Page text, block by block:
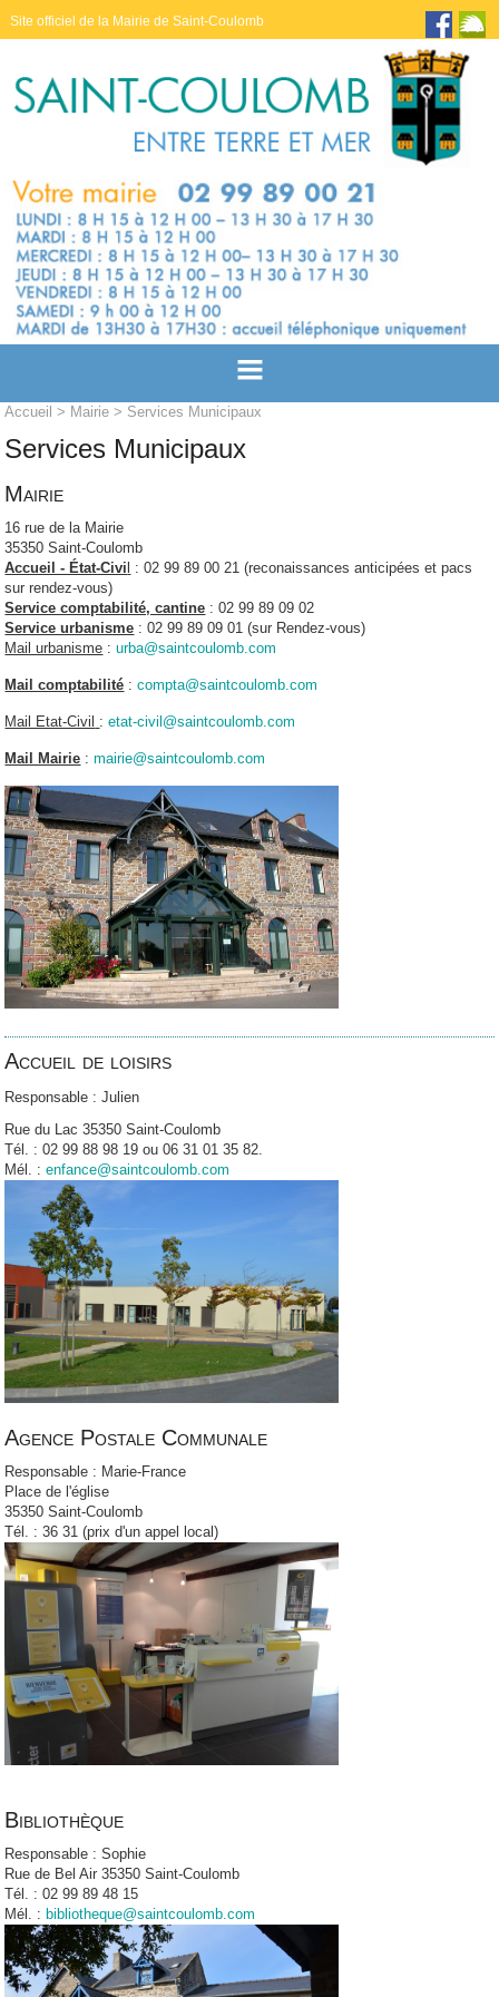
Site officiel de la Mairie de Saint-Coulomb
Accueil > Mairie > Services Municipaux
Services Municipaux
Mairie
16 rue de la Mairie
35350 Saint-Coulomb
Accueil - État-Civil : 02 99 89 00 21 (reconaissances anticipées et pacs
sur rendez-vous)
Service comptabilité, cantine : 02 99 89 09 02
Service urbanisme : 02 99 89 09 01 (sur Rendez-vous)
Mail urbanisme :urba@saintcoulomb.com
Mail comptabilité :compta@saintcoulomb.com
Mail Etat-Civil :etat-civil@saintcoulomb.com
Mail Mairie :mairie@saintcoulomb.com
Accueil de loisirs
Responsable : Julien
Rue du Lac 35350 Saint-Coulomb
Tél. : 02 99 88 98 19 ou 06 31 01 35 82.
Mél. :enfance@saintcoulomb.com
Agence Postale Communale
Responsable : Marie-France
Place de l'église
35350 Saint-Coulomb
Tél. : 36 31 (prix d'un appel local)
Bibliothèque
Responsable : Sophie
Rue de Bel Air 35350 Saint-Coulomb
Tél. : 02 99 89 48 15
Mél. :bibliotheque@saintcoulomb.com